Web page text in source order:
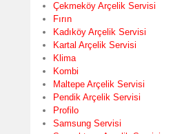
Çekmeköy Arçelik Servisi
Fırın
Kadıköy Arçelik Servisi
Kartal Arçelik Servisi
Klima
Kombi
Maltepe Arçelik Servisi
Pendik Arçelik Servisi
Profilo
Samsung Servisi